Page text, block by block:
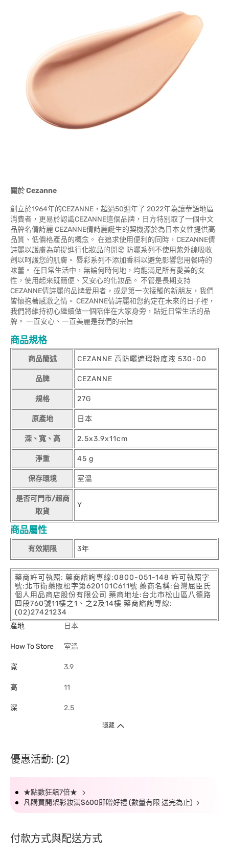
關於Cezanne
創立於1964年的CEZANNE，超過50週年了 2022年為讓華語地區
消費者，更易於認識CEZANNE這個品牌，日方特別取了一個中文
品牌名倩詩麗 CEZANNE倩詩麗誕生的契機源於為日本女性提供高
品質、低價格產品的概念。 在追求使用便利的同時，CEZANNE倩
詩麗以護膚為前提進行化妝品的開發 防曬系列不使用紫外線吸收
劑以呵護您的肌膚。 唇彩系列不添加香料以避免影響您用餐時的
味蕾。 在日常生活中，無論何時何地，均能滿足所有愛美的女
性，使用起來既簡便、又安心的化妝品。 不管是長期支持
CEZANNE倩詩麗的品牌愛用者，或是第一次接觸的新朋友，我們
皆懷抱著感激之情。 CEZANNE倩詩麗和您約定在未來的日子裡，
我們將維持初心繼續做一個陪伴在大家身旁，貼近日常生活的品
牌。 一直安心、一直美麗是我們的宗旨
商品規格
商品簡述 CEZANNE 高防曬遮瑕粉底液 530-00
品牌 CEZANNE
規格 27G
原產地 日本
深、寬、高 2.5x3.9x11cm
淨重 45 g
保存環境 室溫
是否可門市/超商
取貨
Y
商品屬性
有效期限 3年
藥商許可執照: 藥商諮詢專線:0800-051-148 許可執照字
號:北市衛藥販松字第620101C611號 藥商名稱:台灣屈臣氏
個人用品商店股份有限公司 藥商地址:台北市松山區八德路
四段760號11樓之1、之2及14樓 藥商諮詢專線:
(02)27421234
產地
日本
How To Store 室溫
寬 3.9
高 11
深 2.5
隱藏
優惠活動: (2)
★點數狂飆7倍★
凡購買開架彩妝滿$600即贈好禮 (數量有限 送完為止)
付款方式與配送方式